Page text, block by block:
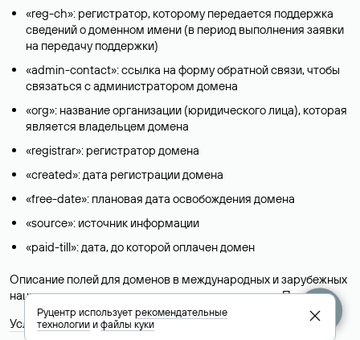
«reg-ch»: регистратор, которому передается поддержка
сведений о доменном имени (в период выполнения заявки
на передачу поддержки)
«admin-contact»: ссылка на форму обратной связи, чтобы
связаться с администратором домена
«org»: название организации (юридического лица), которая
является владельцем домена
«registrar»: регистратор домена
«created»: дата регистрации домена
«free-date»: плановая дата освобождения домена
«source»: источник информации
«paid-till»: дата, до которой оплачен домен
Описание полей для доменов в международных и зарубежных
национальных доменах представлены в разделе «Помощь».
Условия использования Whois-сервиса
Руцентр используетрекомендательные
технологииифайлы куки